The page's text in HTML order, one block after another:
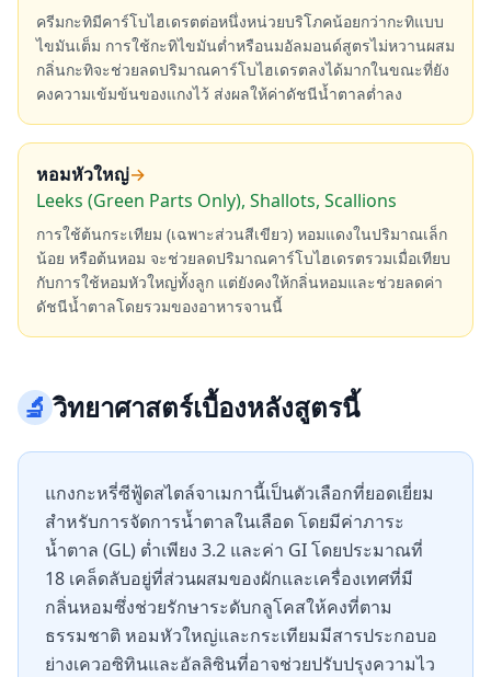
ครีมกะทิมีคาร์โบไฮเดรตต่อหนึ่งหน่วยบริโภคน้อยกว่ากะทิแบบ
ไขมันเต็ม การใช้กะทิไขมันต่ำหรือนมอัลมอนด์สูตรไม่หวานผสม
กลิ่นกะทิจะช่วยลดปริมาณคาร์โบไฮเดรตลงได้มากในขณะที่ยัง
คงความเข้มข้นของแกงไว้ ส่งผลให้ค่าดัชนีน้ำตาลต่ำลง
หอมหัวใหญ่→
Leeks (Green Parts Only), Shallots, Scallions
การใช้ต้นกระเทียม (เฉพาะส่วนสีเขียว) หอมแดงในปริมาณเล็ก
น้อย หรือต้นหอม จะช่วยลดปริมาณคาร์โบไฮเดรตรวมเมื่อเทียบ
กับการใช้หอมหัวใหญ่ทั้งลูก แต่ยังคงให้กลิ่นหอมและช่วยลดค่า
ดัชนีน้ำตาลโดยรวมของอาหารจานนี้
🔬วิทยาศาสตร์เบื้องหลังสูตรนี้
แกงกะหรี่ซีฟู้ดสไตล์จาเมกานี้เป็นตัวเลือกที่ยอดเยี่ยม
สำหรับการจัดการน้ำตาลในเลือด โดยมีค่าภาระ
น้ำตาล (GL) ต่ำเพียง 3.2 และค่า GI โดยประมาณที่
18 เคล็ดลับอยู่ที่ส่วนผสมของผักและเครื่องเทศที่มี
กลิ่นหอมซึ่งช่วยรักษาระดับกลูโคสให้คงที่ตาม
ธรรมชาติ หอมหัวใหญ่และกระเทียมมีสารประกอบอ
ย่างเควอซิทินและอัลลิซินที่อาจช่วยปรับปรุงความไว